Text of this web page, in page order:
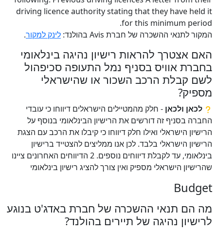
driving licence authority stating that they have held it
for this minimum period.
המקור לתנאי ההשכרה של חברת Avis בהולנד:
לינק למקור.
האם אצטרך להראות רישיון נהיגה בינלאומי
בחברת אוויס בסניף נמל התעופה סכיפהול
לשם קבלת הרכב השכור או שהישראלי
מספיק?
לכאן ולכאן - חלק מהמטיילים הישראלים דיווחו כי עובדי
החברה בסניף זה דורשים את הרישיון הבינלאומי בנוסף על
הרישיון הישראלי ואילו חלק דיווחו כי קיבלו את הרכב עם הצגת
הרישיון הישראלי בלבד. לכן אנו ממליצים להצטייד ברישיון
בינלאומי, עד לקבלת דיווחים נוספים. 2 הדיווחים האחרונים ציינו
שהרישיון הישראלי מספיק ואין צורך להציג רישיון בינלאומי
Budget
מה הם תנאי ההשכרה של חברת באדג'ט בנוגע
לרישיון נהיגה של תיירים בהולנד?